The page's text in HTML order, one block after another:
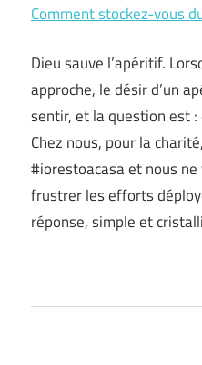
Comment stockez-vous
Dieu sauve l’apéritif.
approche, le désir d’un
sentir, et la question est :
Chez nous, pour la
#iorestoacasa et nous
frustrer les efforts
réponse, simple et